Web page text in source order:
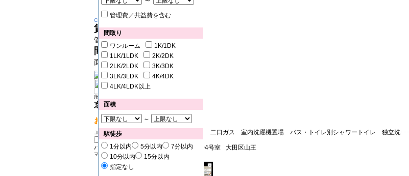
管理費／共益費を含む
間取り
ワンルーム
1K/1DK
1LK/1LDK
2K/2DK
2LK/2LDK
3K/3DK
3LK/3LDK
4K/4DK
4LK/4LDK以上
面積
～
駅徒歩
1分以内
5分以内
7分以内
10分以内
15分以内
指定なし
Change
賃料11.7万円
管理費 8000円
間取り1K
面積 25.46㎡
所在地：大田区大森西
京急本線 平和島駅 徒歩10分
おすすめPOINT!
エアコン エレベーター オートロック 二口ガス 室内洗濯機置場 バス・トイレ別シャワートイレ 独立洗･･･
ハーモニーレジデンス大森山王#0020404号室 大田区山王
マンション